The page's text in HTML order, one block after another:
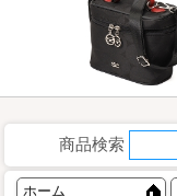
商品検索
ホーム